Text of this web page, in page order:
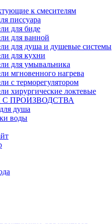
к смесителям
писсуара
для биде
для ванной
для душа и душевые системы
для кухни
для умывальника
мгновенного нагрева
с терморегулятором
хирургические локтевые
ПРОИЗВОДСТВА
душа
воды